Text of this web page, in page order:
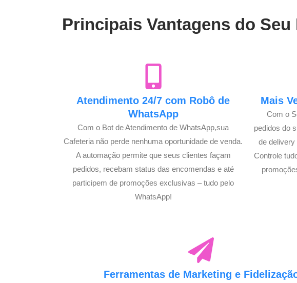
Principais Vantagens do
Atendimento 24/7 com Robô de
WhatsApp
Com o Bot de Atendimento de WhatsApp,sua
Cafeteria não perde nenhuma oportunidade de venda.
A automação permite que seus clientes façam
pedidos, recebam status das encomendas e até
participem de promoções exclusivas – tudo pelo
WhatsApp!
Mais
Com o
pedidos do
de delivery
Controle
Ferramentas de Marketing e